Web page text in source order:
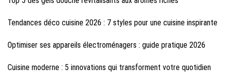
Tendances déco cuisine 2026 : 7 styles pour une cuisine inspirante
Optimiser ses appareils électroménagers : guide pratique 2026
Cuisine moderne : 5 innovations qui transforment votre quotidien